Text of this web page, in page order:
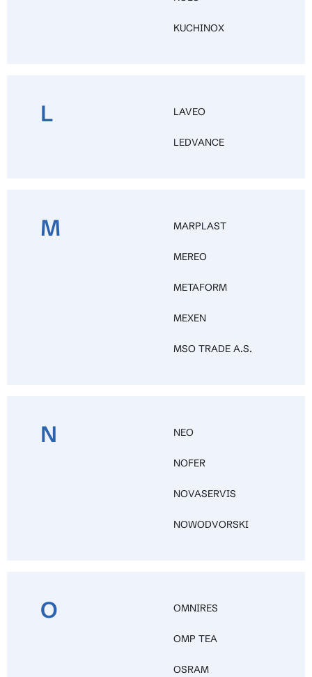
KUCHINOX
L LAVEO
LEDVANCE
M MARPLAST
MEREO
METAFORM
MEXEN
MSO TRADE A.S.
N NEO
NOFER
NOVASERVIS
NOWODVORSKI
O OMNIRES
OMP TEA
OSRAM